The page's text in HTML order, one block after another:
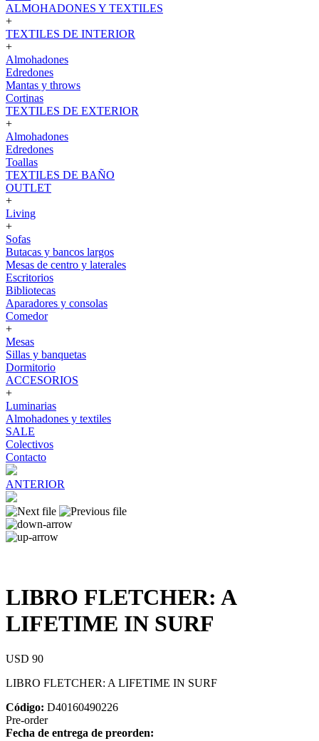
ALMOHADONES Y TEXTILES
+
TEXTILES DE INTERIOR
+
Almohadones
Edredones
Mantas y throws
Cortinas
TEXTILES DE EXTERIOR
+
Almohadones
Edredones
Toallas
TEXTILES DE BAÑO
OUTLET
+
Living
+
Sofas
Butacas y bancos largos
Mesas de centro y laterales
Escritorios
Bibliotecas
Aparadores y consolas
Comedor
+
Mesas
Sillas y banquetas
Dormitorio
ACCESORIOS
+
Luminarias
Almohadones y textiles
SALE
Colectivos
Contacto
ANTERIOR
LIBRO FLETCHER: A
LIFETIME IN SURF
USD 90
LIBRO FLETCHER: A LIFETIME IN SURF
Código: D40160490226
Pre-order
Fecha de entrega de preorden: